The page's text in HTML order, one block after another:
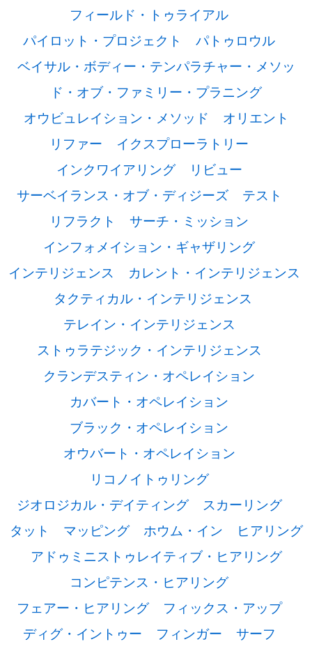
フィールド・トゥライアル
パイロット・プロジェクト
パトゥロウル
ベイサル・ボディー・テンパラチャー・メソッ
ド・オブ・ファミリー・プラニング
オウビュレイション・メソッド
オリエント
リファー
イクスプローラトリー
インクワイアリング
リビュー
サーベイランス・オブ・ディジーズ
テスト
リフラクト
サーチ・ミッション
インフォメイション・ギャザリング
インテリジェンス
カレント・インテリジェンス
タクティカル・インテリジェンス
テレイン・インテリジェンス
ストゥラテジック・インテリジェンス
クランデスティン・オペレイション
カバート・オペレイション
ブラック・オペレイション
オウバート・オペレイション
リコノイトゥリング
ジオロジカル・デイティング
スカーリング
タット
マッピング ホウム・イン
ヒアリング
アドゥミニストゥレイティブ・ヒアリング
コンピテンス・ヒアリング
フェアー・ヒアリング
フィックス・アップ
ディグ・イントゥー
フィンガー
サーフ